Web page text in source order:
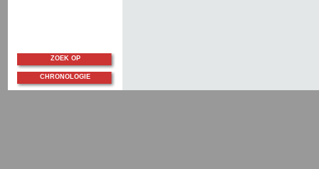
ZOEK OP
CHRONOLOGIE